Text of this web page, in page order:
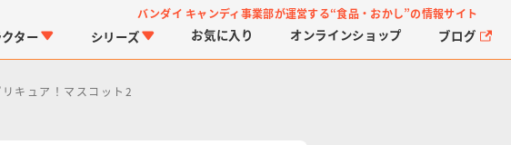
バンダイ キャンディ事業部が運営する“食品・おかし”の情報サイト
ター シリーズ お気に入り オンラインショップ ブログ
キュア！マスコット2